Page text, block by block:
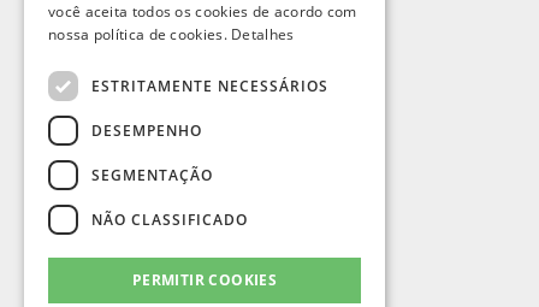
FRENCH
você aceita todos os cookies de acordo com
nossa política de cookies. Detalhes
ESTRITAMENTE NECESSÁRIOS
DESEMPENHO
SEGMENTAÇÃO
NÃO CLASSIFICADO
PERMITIR COOKIES